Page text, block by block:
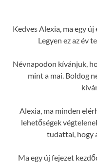
Kedves Alexia, ma egy
Legyen ez az év
Névnapodon kívánjuk,
mint a mai. Boldog
Alexia, ma minden
lehetőségek
tudattal, hogy
Ma egy új fejezet